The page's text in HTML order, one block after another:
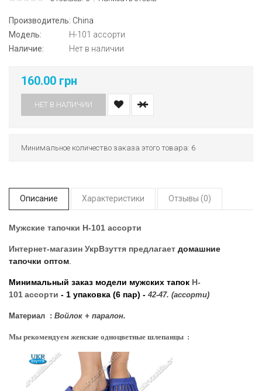
Производитель: China
Модель:
H-101 ассорти
Наличие:
Нет в наличии
160.00 грн
НЕТ В НАЛИЧИИ
Минимальное количество заказа этого товара: 6
Описание Характеристики Отзывы (0)
Мужские тапочки H-101 ассорти
Интернет-магазин УкрВзуття предлагает домашние
тапочки оптом
Минимальный заказ модели мужских тапок H-
101ассорти - 1 упаковка (6 пар) - 42-47. (ассорти)
Материал : Войлок + паралон.
Мы рекомендуем женские одноцветные шлепанцы :